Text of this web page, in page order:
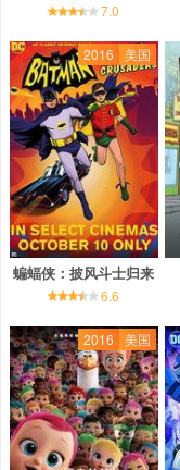
7.0
2016 美国
蝙蝠侠：披风斗士归来
6.6
2016 美国